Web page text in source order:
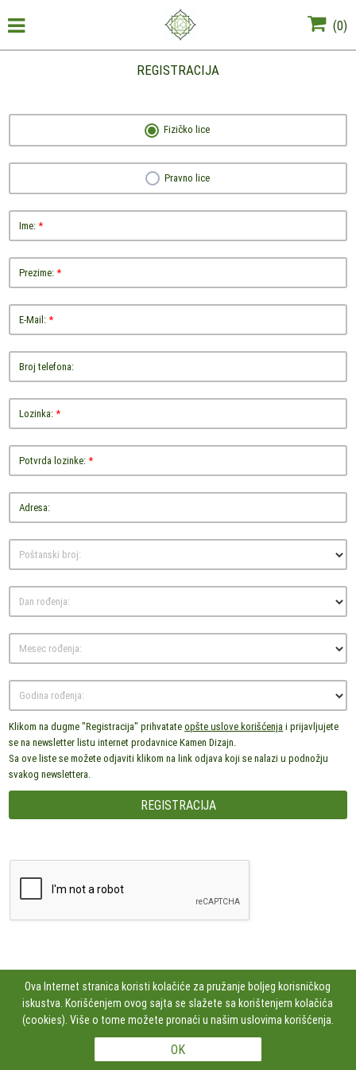
Ova Internet stranica koristi kolačiće za pružanje boljeg korisničkog
iskustva. Korišćenjem ovog sajta se slažete sa korištenjem kolačića
(cookies). Više o tome možete pronaći u našim uslovima korišćenja.
(0)
REGISTRACIJA
Fizičko lice
Pravno lice
Ime:*
Prezime:*
E-Mail:*
Broj telefona:
Lozinka:*
Potvrda lozinke:*
Adresa:
Poštanski broj:
Dan rođenja:
Mesec rođenja:
Godina rođenja:
Klikom na dugme "Registracija" prihvatateopšte uslove korišćenja i prijavljujete
se na newsletter listu internet prodavnice Kamen Dizajn.
Sa ove liste se možete odjaviti klikom na link odjava koji se nalazi u podnožju
svakog newslettera.
REGISTRACIJA
PRATITE NAS
Studio Kamen Dizajn doo Čumićeva 2, lok.43, 11000 BEOGRAD, Srbija